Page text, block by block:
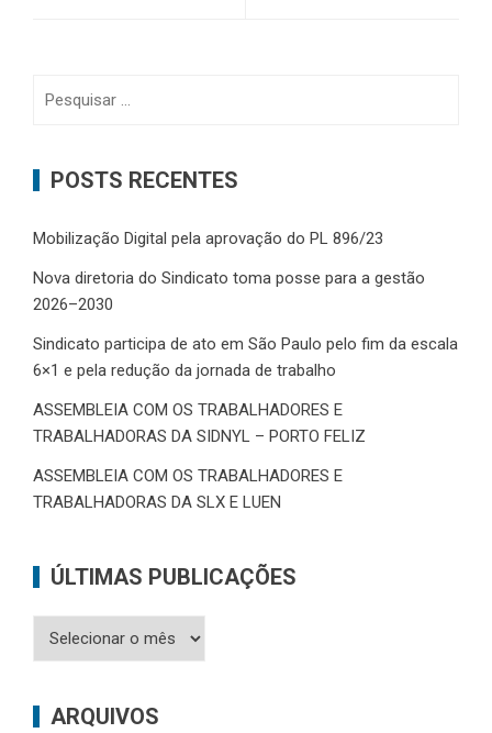
POSTS RECENTES
Mobilização Digital pela aprovação do PL 896/23
Nova diretoria do Sindicato toma posse para a gestão
2026–2030
Sindicato participa de ato em São Paulo pelo fim da escala
6×1 e pela redução da jornada de trabalho
ASSEMBLEIA COM OS TRABALHADORES E
TRABALHADORAS DA SIDNYL – PORTO FELIZ
ASSEMBLEIA COM OS TRABALHADORES E
TRABALHADORAS DA SLX E LUEN
ÚLTIMAS PUBLICAÇÕES
Últimas
ARQUIVOS